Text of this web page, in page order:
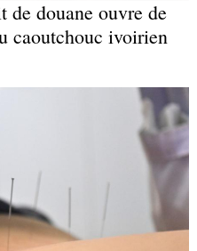
douane ouvre de
caoutchouc ivoirien